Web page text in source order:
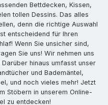
Bettdecken, Kissen,
tollen Dessins. Das alles
denn die richtige Auswahl
entscheidend für Ihren
Wenn Sie unsicher sind,
Sie uns! Wir nehmen uns
hinaus umfasst unser
und Bademäntel,
und noch vieles mehr! Jetzt
Stöbern in unserem Online-
zu entdecken!